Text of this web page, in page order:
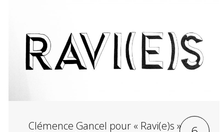
Clémence Gancel pour « Ravi(e)s »